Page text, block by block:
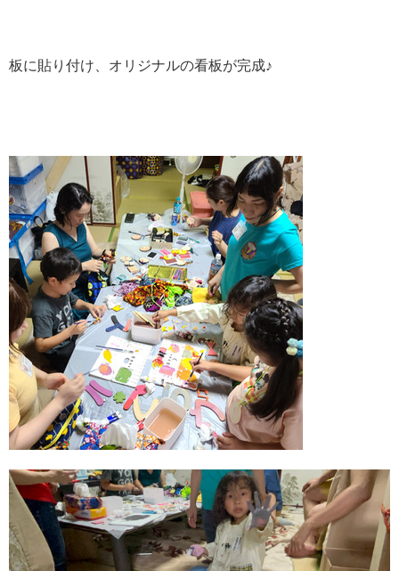
板に貼り付け、オリジナルの看板が完成♪